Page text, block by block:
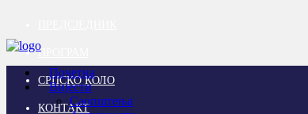
ПРОГРАМ
СРПСКО КОЛО
КОНТАКТ
Почетна
Вијести
Саопштења